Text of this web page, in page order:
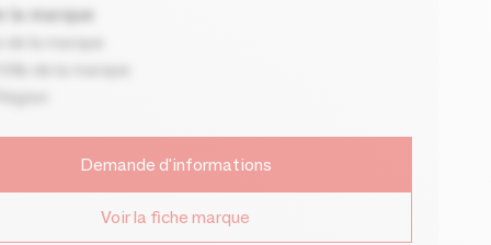
la marque
de la marque
Demande d'informations
Voir la fiche marque